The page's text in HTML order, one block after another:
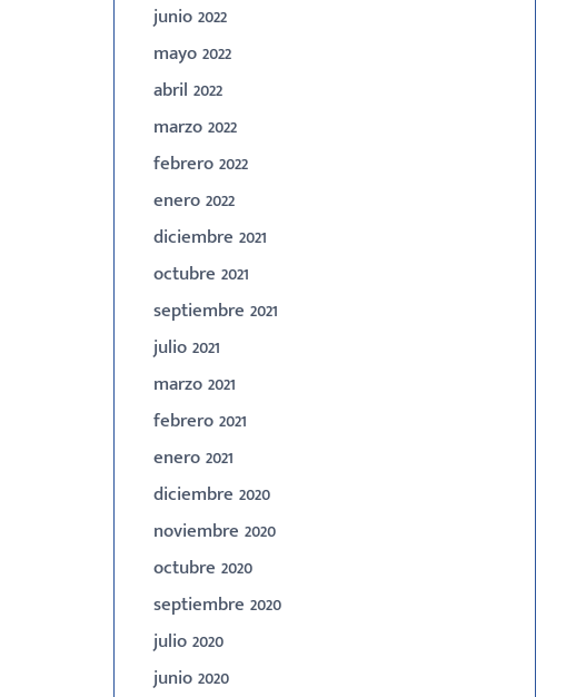
junio 2022
mayo 2022
abril 2022
marzo 2022
febrero 2022
enero 2022
diciembre 2021
octubre 2021
septiembre 2021
julio 2021
marzo 2021
febrero 2021
enero 2021
diciembre 2020
noviembre 2020
octubre 2020
septiembre 2020
julio 2020
junio 2020